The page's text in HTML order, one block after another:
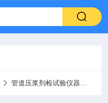
管道压浆剂检试验仪器